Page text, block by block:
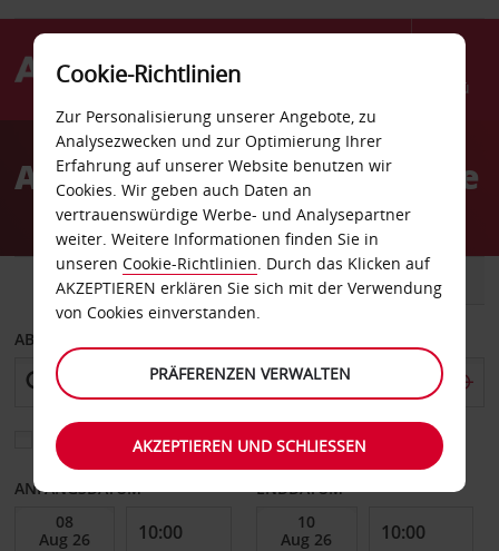
Menü
AvisAutovermietung Baltimore
FAHRZEUG TRANSPORTER
ABHOLEN VON
Eine andere Rückgabestation auswählen
ANFANGSDATUM ENDDATUM
Cookie-Richtlinien
Zur Personalisierung unserer Angebote, zu
Analysezwecken und zur Optimierung Ihrer
Erfahrung auf unserer Website benutzen wir
Cookies. Wir geben auch Daten an
vertrauenswürdige Werbe- und Analysepartner
weiter. Weitere Informationen finden Sie in
unseren Cookie-Richtlinien. Durch das Klicken auf
AKZEPTIEREN erklären Sie sich mit der Verwendung
von Cookies einverstanden.
PRÄFERENZEN VERWALTEN
AKZEPTIEREN UND SCHLIESSEN